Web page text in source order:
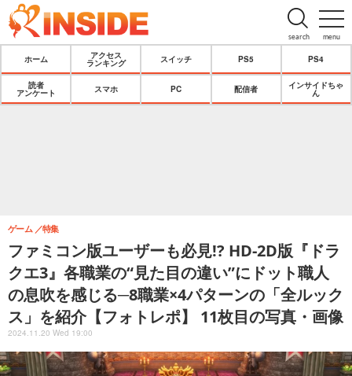
menu
search
ホーム
アクセス
ランキング
スイッチ PS5 PS4
読者
アンケート
スマホ PC 配信者
インサイドちゃ
ん
ファミコン版ユーザーも必見!? HD-2D版『ドラ
クエ3』各職業の“見た目の違い”にドット職人
の息吹を感じる─8職業×4パターンの「全ルック
ス」を紹介【フォトレポ】 11枚目の写真・画像
ゲーム 特集
2024.11.20 Wed 19:00